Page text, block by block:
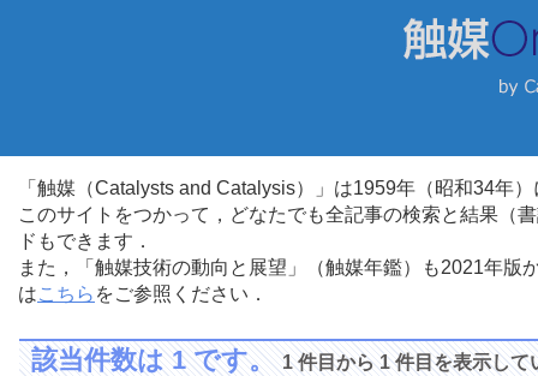
「触媒（Catalysts and Catalysis）」は1959年（昭和34年
このサイトをつかって，どなたでも全記事の検索と結果（
ドもできます．
また，「触媒技術の動向と展望」（触媒年鑑）も2021年
はこちら をご参照ください．
該当件数は 1 です。1 件目から 1 件目を表示して